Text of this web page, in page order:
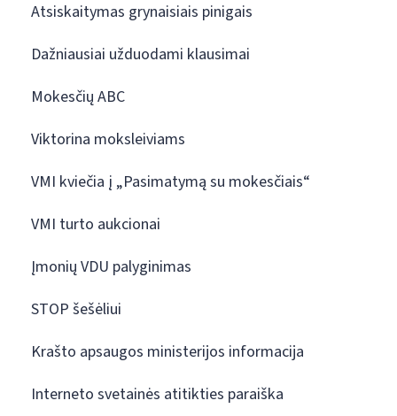
Atsiskaitymas grynaisiais pinigais
Dažniausiai užduodami klausimai
Mokesčių ABC
Viktorina moksleiviams
VMI kviečia į „Pasimatymą su mokesčiais“
VMI turto aukcionai
Įmonių VDU palyginimas
STOP šešėliui
Krašto apsaugos ministerijos informacija
Interneto svetainės atitikties paraiška